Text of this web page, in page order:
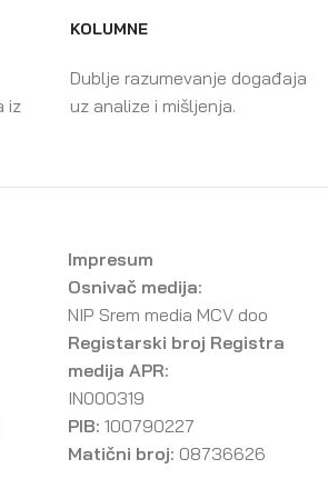
iz
KOLUMNE
Dublje razumevanje događaja
uz analize i mišljenja.
Impresum
Osnivač medija:
NIP Srem media MCV doo
Registarski broj Registra
medija APR:
IN000319
PIB: 100790227
Matični broj: 08736626